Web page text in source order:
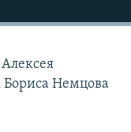
Бориса Немцова